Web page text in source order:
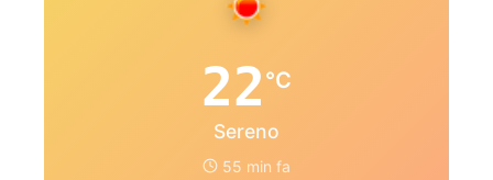
22 °C
Sereno
55 min fa